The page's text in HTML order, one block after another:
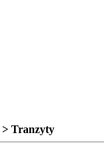
> Tranzyty